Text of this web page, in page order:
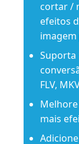
cortar /
efeitos
Suporta
FLV,
mais